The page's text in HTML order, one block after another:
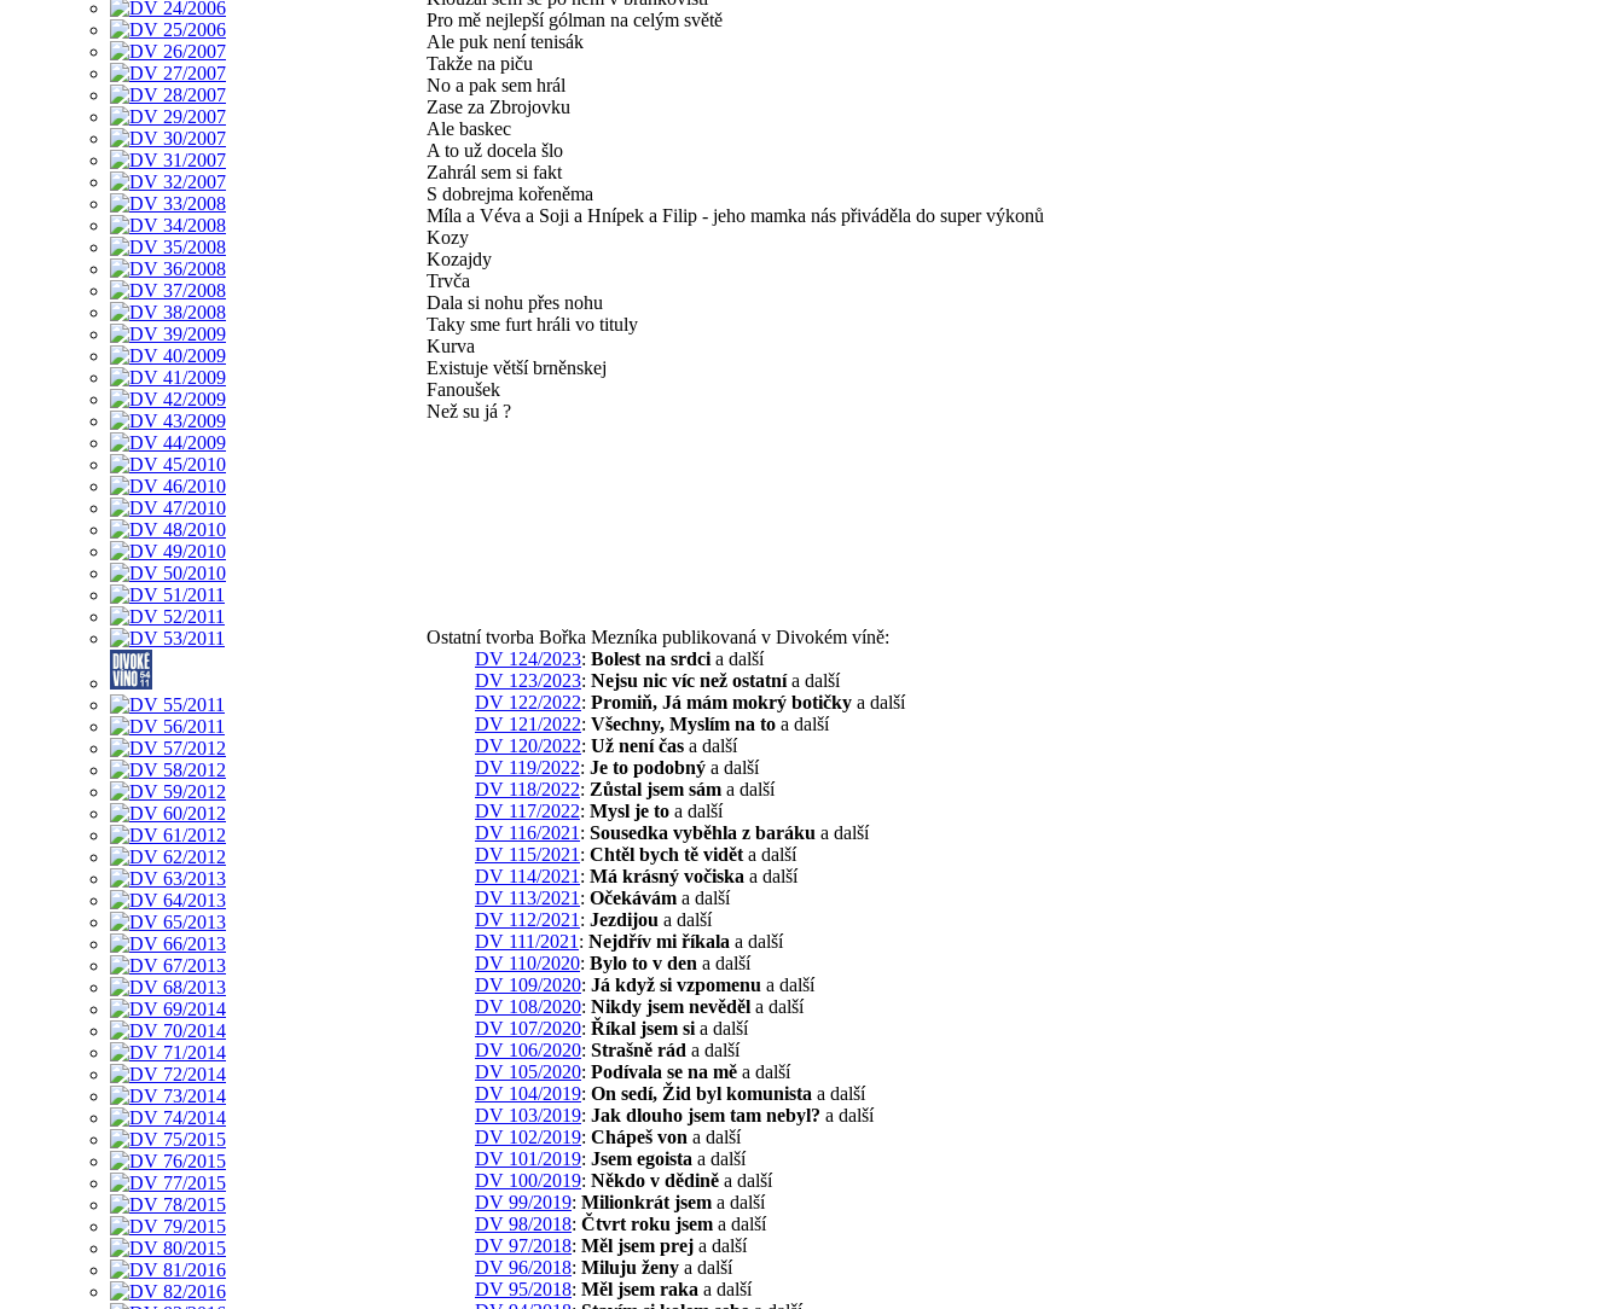
Pro mě nejlepší gólman na celým světě
Ale puk není tenisák
Takže na piču
No a pak sem hrál
Zase za Zbrojovku
Ale baskec
A to už docela šlo
Zahrál sem si fakt
S dobrejma kořeněma
Míla a Véva a Soji a Hnípek a Filip - jeho mamka nás přiváděla do super výkonů
Kozy
Kozajdy
Trvča
Dala si nohu přes nohu
Taky sme furt hráli vo tituly
Kurva
Existuje větší brněnskej
Fanoušek
Než su já ?
Ostatní tvorba Bořka Mezníka publikovaná v Divokém víně:
DV 124/2023: Bolest na srdci a další
DV 123/2023: Nejsu nic víc než ostatnía další
DV 122/2022: Promiň, Já mám mokrý botičky a další
DV 121/2022: Všechny, Myslím na to a další
DV 120/2022: Už není čas a další
DV 119/2022: Je to podobný a další
DV 118/2022: Zůstal jsem sám a další
DV 117/2022: Mysl je to a další
DV 116/2021 : Sousedka vyběhla z baráku a další
DV 115/2021 : Chtěl bych tě vidět a další
DV 114/2021 : Má krásný vočiska a další
DV 113/2021 : Očekávám a další
DV 112/2021 : Jezdijou a další
DV 111/2021 : Nejdřív mi říkala a další
DV 110/2020: Bylo to v den a další
DV 109/2020: Já když si vzpomenu a další
DV 108/2020: Nikdy jsem nevěděl a další
DV 107/2020: Říkal jsem si a další
DV 106/2020: Strašně rád a další
DV 105/2020: Podívala se na mě a další
DV 104/2019: On sedí, Žid byl komunista a další
DV 103/2019: Jak dlouho jsem tam nebyl? a další
DV 102/2019: Chápeš von a další
DV 101/2019: Jsem egoista a další
DV 100/2019: Někdo v dědině a další
DV 99/2019: Milionkrát jsem a další
DV 98/2018: Čtvrt roku jsem a další
DV 97/2018: Měl jsem prej a další
DV 96/2018: Miluju ženy a další
DV 95/2018: Měl jsem raka a další